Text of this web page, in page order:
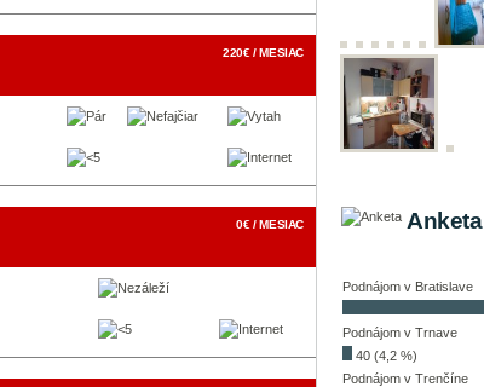
220€ / MESIAC
0€ / MESIAC Anketa
Podnájom v Bratislave
Podnájom v Trnave
40 (4,2 %)
Podnájom v Trenčíne